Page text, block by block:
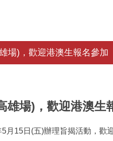
場)，歡迎港澳生報名參加
雄場)，歡迎港澳生
月15日(五)辦理旨揭活動，歡